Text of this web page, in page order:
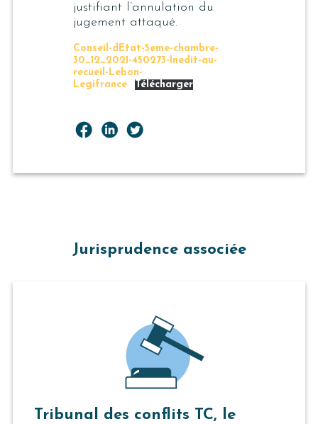
justifiant l’annulation du
jugement attaqué.
Conseil-dEtat-5eme-chambre-
30_12_2021-450273-Inedit-au-
recueil-Lebon-
Legifrance
Télécharger
Jurisprudence associée
Tribunal des conflits TC, le